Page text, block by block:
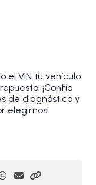
el VIN tu vehículo
¡Confía
de diagnóstico y
elegirnos!